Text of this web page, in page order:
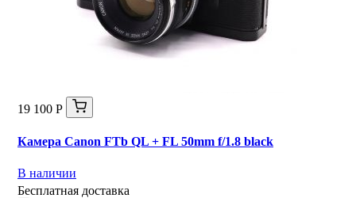
19 100 Р
Камера Canon FTb QL + FL 50mm f/1.8 black
В наличии
Бесплатная доставка